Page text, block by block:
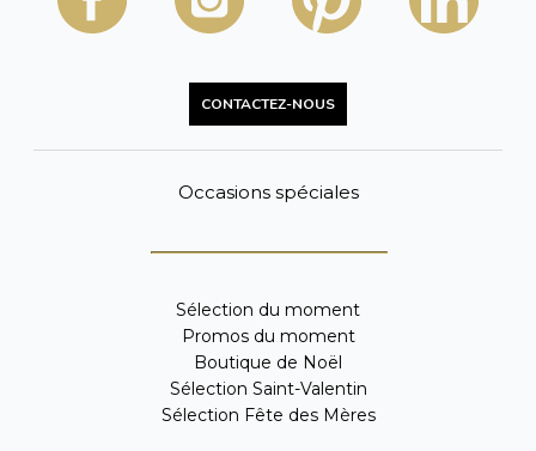
CONTACTEZ-NOUS
Occasions spéciales
Sélection du moment
Promos du moment
Boutique de Noël
Sélection Saint-Valentin
Sélection Fête des Mères